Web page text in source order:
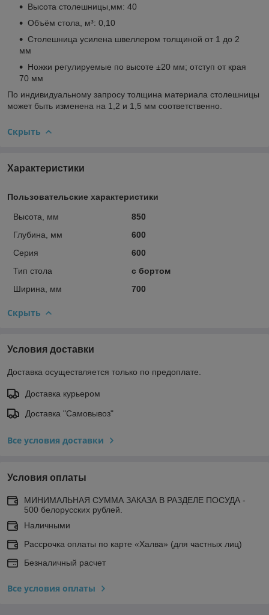
Высота столешницы,мм: 40
Объём стола, м³: 0,10
Столешница усилена швеллером толщиной от 1 до 2
мм
Ножки регулируемые по высоте ±20 мм; отступ от края
70 мм
По индивидуальному запросу толщина материала столешницы
может быть изменена на 1,2 и 1,5 мм соответственно.
Скрыть
Характеристики
Пользовательские характеристики
Высота, мм
850
Глубина, мм
600
Серия
600
Тип стола
с бортом
Ширина, мм
700
Скрыть
Условия доставки
Доставка осуществляется только по предоплате.
Доставка курьером
Доставка "Самовывоз"
Все условия доставки
Условия оплаты
МИНИМАЛЬНАЯ СУММА ЗАКАЗА В РАЗДЕЛЕ ПОСУДА -
500 белорусских рублей.
Наличными
Рассрочка оплаты по карте «Халва» (для частных лиц)
Безналичный расчет
Все условия оплаты